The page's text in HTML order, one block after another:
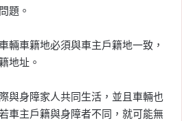
題。
輛車籍地必須與車主戶籍地一致，
地址。
與身障家人共同生活，並且車輛也
車主戶籍與身障者不同，就可能無